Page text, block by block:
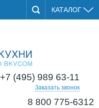
КАТАЛОГ
+7 (495) 989 63-11
Заказать звонок
8 800 775-6312